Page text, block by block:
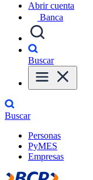
Abrir cuenta
Banca
Buscar
Buscar
Personas
PyMES
Empresas